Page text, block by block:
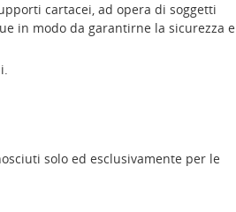
cartacei, ad opera di soggetti
in modo da garantirne la sicurezza e
solo ed esclusivamente per le